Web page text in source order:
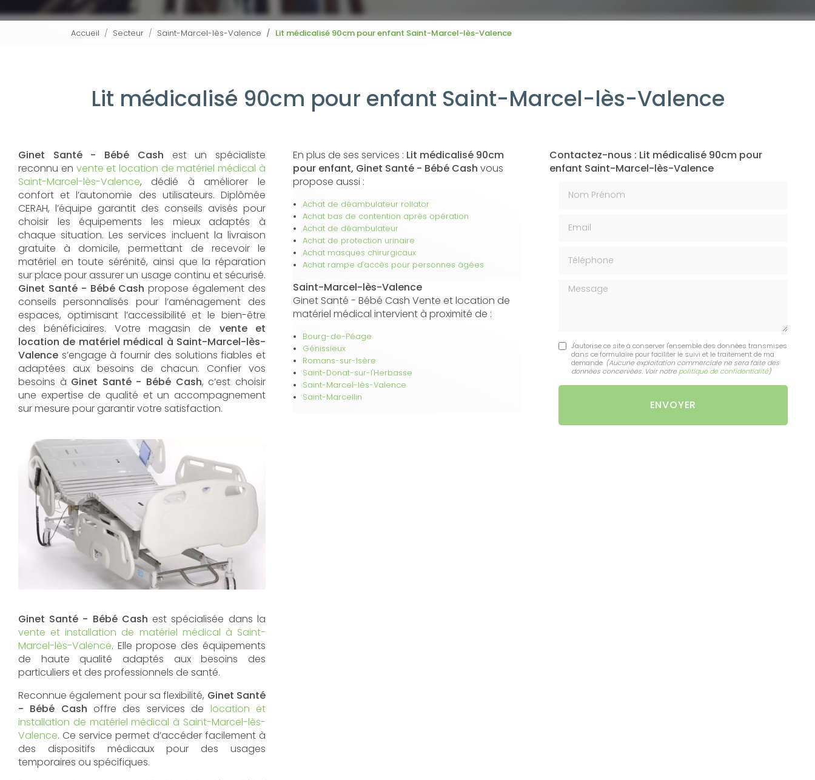
Accueil Secteur Saint-Marcel-lès-Valence Lit médicalisé 90cm pour enfant Saint-Marcel-lès-Valence
Lit médicalisé 90cm pour enfant Saint-Marcel-lès-Valence
Ginet Santé - Bébé Cash est un spécialiste
reconnu en vente et location de matériel médical à
Saint-Marcel-lès-Valence, dédié à améliorer le
confort et l’autonomie des utilisateurs. Diplômée
CERAH, l’équipe garantit des conseils avisés pour
choisir les équipements les mieux adaptés à
chaque situation. Les services incluent la livraison
gratuite à domicile, permettant de recevoir le
matériel en toute sérénité, ainsi que la réparation
sur place pour assurer un usage continu et sécurisé.
Ginet Santé - Bébé Cash propose également des
conseils personnalisés pour l’aménagement des
espaces, optimisant l’accessibilité et le bien-être
des bénéficiaires. Votre magasin de vente et
location de matériel médical à Saint-Marcel-lès-
Valence s’engage à fournir des solutions fiables et
adaptées aux besoins de chacun. Confier vos
besoins à Ginet Santé - Bébé Cash, c’est choisir
une expertise de qualité et un accompagnement
sur mesure pour garantir votre satisfaction.
Ginet Santé - Bébé Cash est spécialisée dans la
vente et installation de matériel médical à Saint-
Marcel-lès-Valence. Elle propose des équipements
de haute qualité adaptés aux besoins des
particuliers et des professionnels de santé.
Reconnue également pour sa flexibilité, Ginet Santé
- Bébé Cash offre des services de location et
installation de matériel médical à Saint-Marcel-lès-
Valence. Ce service permet d’accéder facilement à
des dispositifs médicaux pour des usages
temporaires ou spécifiques.
En plus de ses services : Lit médicalisé 90cm
pour enfant, Ginet Santé - Bébé Cash vous
propose aussi :
Achat de déambulateur rollator
Achat bas de contention après opération
Achat de déambulateur
Achat de protection urinaire
Achat masques chirurgicaux
Achat rampe d'accès pour personnes âgées
Saint-Marcel-lès-Valence
Ginet Santé - Bébé Cash Vente et location de
matériel médical intervient à proximité de :
Bourg-de-Péage
Génissieux
Romans-sur-Isère
Saint-Donat-sur-l'Herbasse
Saint-Marcel-lès-Valence
Saint-Marcellin
Contactez-nous : Lit médicalisé 90cm pour
enfant Saint-Marcel-lès-Valence
Message
J'autorise ce site à conserver l'ensemble des données transmises
dans ce formulaire pour faciliter le suivi et le traitement de ma
demande. (Aucune exploitation commerciale ne sera faite des
données concervées. Voir notre politique de confidentialité)